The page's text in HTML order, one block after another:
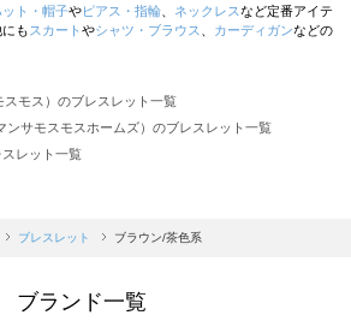
ット・帽子やピアス・指輪 ネックレスなど定番アイテ
も スカート やシャツ・ブラウス カーディガンなどの
モス）のブレスレット一覧
ンサモスモスホームズ）のブレスレット一覧
レット一覧
ツハルバイサマンサモスモス）のブレスレット一覧
モスモス ブルー）のブレスレット一覧
スレット一覧
ブレスレット ブラウン/茶色系
ブランド一覧